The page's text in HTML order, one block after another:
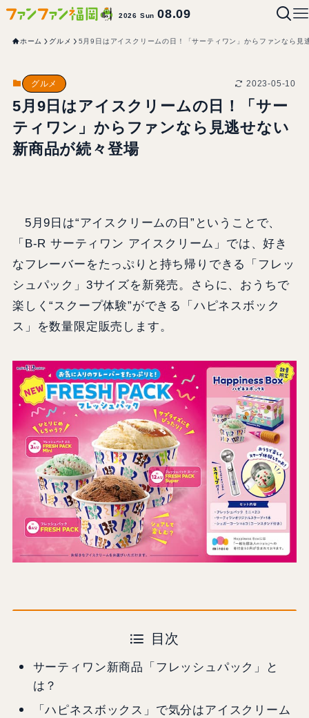
2026 Sun08.09
ホーム グルメ 5月9日はアイスクリームの日！「サーティワン」からファンなら見
グルメ 2023-05-10
5月9日はアイスクリームの日！「サー
ティワン」からファンなら見逃せない
新商品が続々登場
5月9日は“アイスクリームの日”ということで、
「B-R サーティワン アイスクリーム」では、好き
なフレーバーをたっぷりと持ち帰りできる「フレッ
シュパック」3サイズを新発売。さらに、おうちで
楽しく“スクープ体験”ができる「ハピネスボック
ス」を数量限定販売します。
目次
サーティワン新商品「フレッシュパック」と
は？
「ハピネスボックス」で気分はアイスクリーム